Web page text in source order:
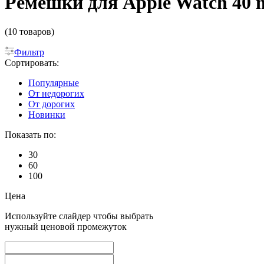
(10 товаров)
Фильтр
Сортировать:
Популярные
От недорогих
От дорогих
Новинки
Показать по:
30
60
100
Цена
Используйте слайдер чтобы выбрать
нужный ценовой промежуток